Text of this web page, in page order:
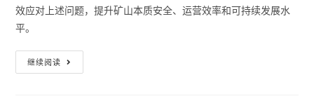
效应对上述问题，提升矿山本质安全、运营效率和可持续发展水
平。
继续阅读